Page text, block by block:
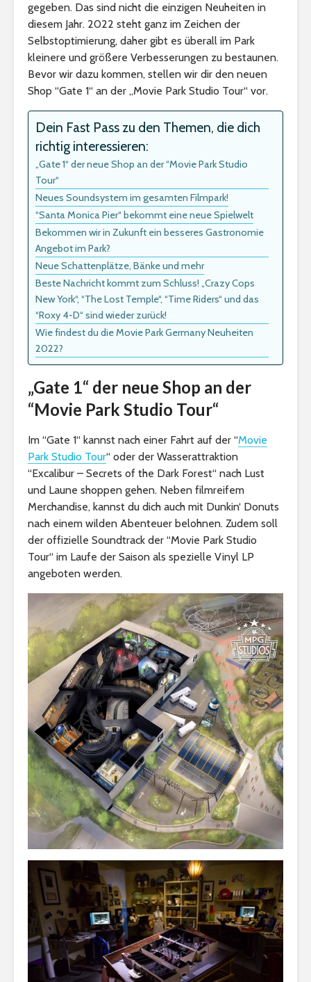
gegeben. Das sind nicht die einzigen Neuheiten in
diesem Jahr. 2022 steht ganz im Zeichen der
Selbstoptimierung, daher gibt es überall im Park
kleinere und größere Verbesserungen zu bestaunen.
Bevor wir dazu kommen, stellen wir dir den neuen
Shop “Gate 1“ an der „Movie Park Studio Tour“ vor.
Dein Fast Pass zu den Themen, die dich
richtig interessieren:
„Gate 1“ der neue Shop an der “Movie Park Studio
Tour“
Neues Soundsystem im gesamten Filmpark!
“Santa Monica Pier“ bekommt eine neue Spielwelt
Bekommen wir in Zukunft ein besseres Gastronomie
Angebot im Park?
Neue Schattenplätze, Bänke und mehr
Beste Nachricht kommt zum Schluss! „Crazy Cops
New York“, “The Lost Temple“, “Time Riders“ und das
“Roxy 4-D“ sind wieder zurück!
Wie findest du die Movie Park Germany Neuheiten
2022?
„Gate 1“ der neue Shop an der
“Movie Park Studio Tour“
Im “Gate 1“ kannst nach einer Fahrt auf der “Movie
Park Studio Tour“ oder der Wasserattraktion
“Excalibur – Secrets of the Dark Forest“ nach Lust
und Laune shoppen gehen. Neben filmreifem
Merchandise, kannst du dich auch mit Dunkin‘ Donuts
nach einem wilden Abenteuer belohnen. Zudem soll
der offizielle Soundtrack der “Movie Park Studio
Tour“ im Laufe der Saison als spezielle Vinyl LP
angeboten werden.